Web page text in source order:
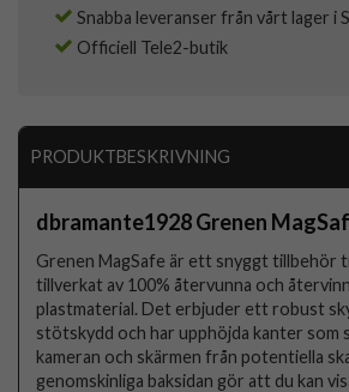
Snabba leveranser från vårt lager i
Officiell Tele2-butik
PRODUKTBESKRIVNING
dbramante1928 Grenen
Grenen MagSafe är ett snyggt tillbehör
tillverkat av 100% återvunna och
plastmaterial. Det erbjuder ett robust
stötskydd och har upphöjda kanter som
kameran och skärmen från potentiella
genomskinliga baksidan gör att du kan